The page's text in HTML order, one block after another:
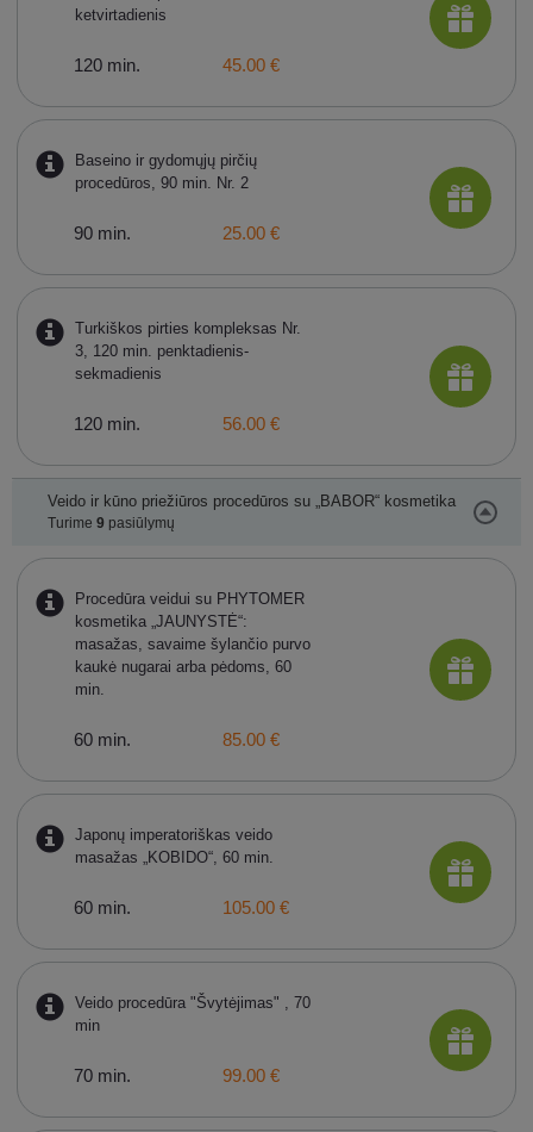
ketvirtadienis
120 min. 45.00 €
Baseino ir gydomųjų pirčių
procedūros, 90 min. Nr. 2
90 min. 25.00 €
Turkiškos pirties kompleksas Nr.
3, 120 min. penktadienis-
sekmadienis
120 min. 56.00 €
Veido ir kūno priežiūros procedūros su „BABOR“ kosmetika
Turime 9 pasiūlymų
Procedūra veidui su PHYTOMER
kosmetika „JAUNYSTĖ“:
masažas, savaime šylančio purvo
kaukė nugarai arba pėdoms, 60
min.
60 min. 85.00 €
Japonų imperatoriškas veido
masažas „KOBIDO“, 60 min.
60 min. 105.00 €
Veido procedūra "Švytėjimas" , 70
min
70 min. 99.00 €